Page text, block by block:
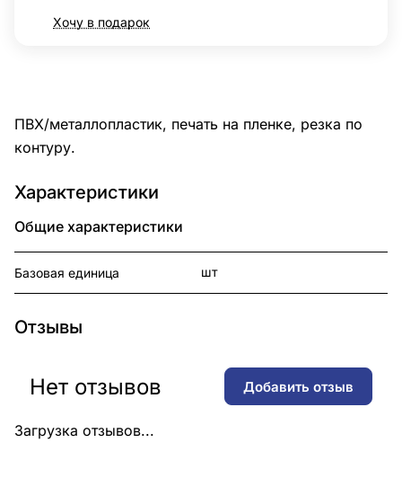
Хочу в подарок
ПВХ/металлопластик, печать на пленке, резка по
контуру.
Характеристики
Общие характеристики
Базовая единица шт
Отзывы
Загрузка отзывов...
Нет отзывов Добавить отзыв